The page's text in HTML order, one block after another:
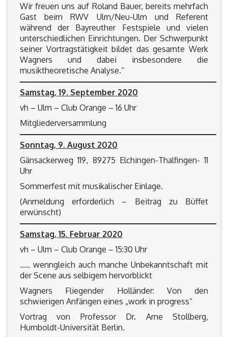
Wir freuen uns auf Roland Bauer, bereits mehrfach
Gast beim RWV Ulm/Neu-Ulm und Referent
während der Bayreuther Festspiele und vielen
unterschiedlichen Einrichtungen. Der Schwerpunkt
seiner Vortragstätigkeit bildet das gesamte Werk
Wagners und dabei insbesondere die
musiktheoretische Analyse.“
Samstag, 19. September 2020
vh – Ulm – Club Orange – 16 Uhr
Mitgliederversammlung
Sonntag, 9. August 2020
Gänsackerweg 119, 89275 Elchingen-Thalfingen- 11
Uhr
Sommerfest mit musikalischer Einlage.
(Anmeldung erforderlich – Beitrag zu Büffet
erwünscht)
Samstag, 15. Februar 2020
vh – Ulm – Club Orange – 15:30 Uhr
….. wenngleich auch manche Unbekanntschaft mit
der Scene aus selbigem hervorblickt
Wagners Fliegender Holländer: Von den
schwierigen Anfängen eines „work in progress“
Vortrag von Professor Dr. Arne Stollberg,
Humboldt-Universität Berlin.